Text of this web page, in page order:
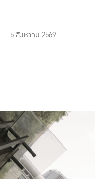
5 สิงหาคม 2569